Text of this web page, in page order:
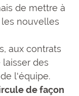
de mettre à
nouvelles
aux contrats
des
l'équipe.
de façon